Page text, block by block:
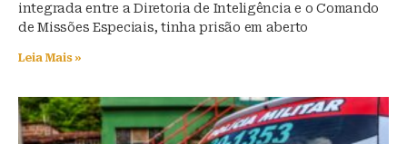
integrada entre a Diretoria de Inteligência e o Comando
de Missões Especiais, tinha prisão em aberto
Leia Mais »